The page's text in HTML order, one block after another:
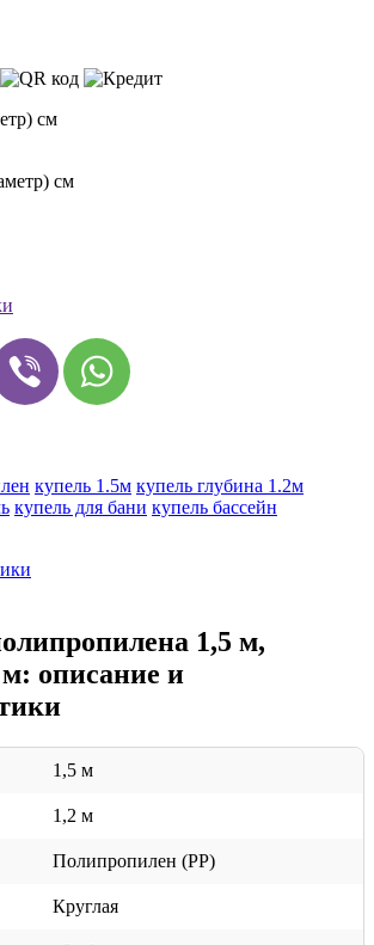
см
см
купель 1.5м купель глубина 1.2м
купель для бани купель бассейн
1,5 м,
описание и
1,5 м
1,2 м
Полипропилен (PP)
Круглая